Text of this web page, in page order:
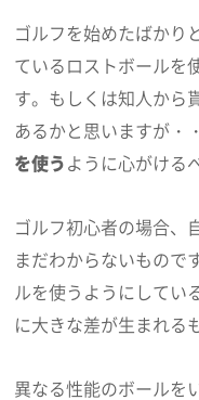
ゴルフを始めたばかり
ているロストボールを
す。もしくは知人から
あるかと思いますが・
を使うように心がける
ゴルフ初心者の場合、
まだわからないもので
ルを使うようにしてい
に大きな差が生まれる
異なる性能のボールを